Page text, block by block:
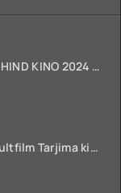
SALAAR 2 QISMI UZBEK TILIDA HIND KINO 2024 TARJIMA 720p HD Skachat
O'lik Kelin Uzbek tilida 2023 Multfilm Tarjima kino skachat